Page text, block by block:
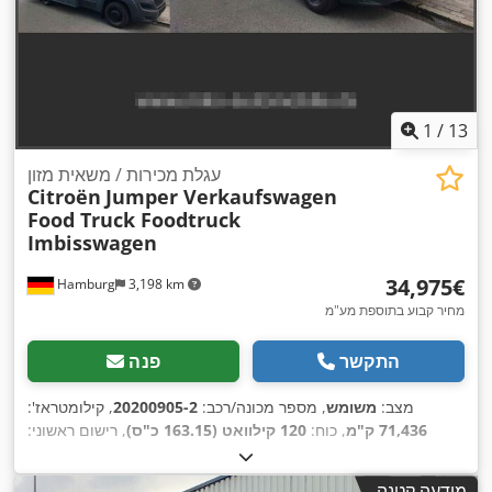
1 / 13
Hamburg 3,198 km
עגלת מכירות / משאית מזון
Citroën Jumper Verkaufswagen
Food Truck Foodtruck
Imbisswagen
‏34,975 ‏€
מחיר קבוע בתוספת מע"מ
פנה התקשר
מצב: משומש, מספר מכונה/רכב: 20200905-2, קילומטראז':
71,436 ק"מ
, כוח: 120 קילוואט (163.15 כ"ס)
, רישום ראשוני:
, משקל עצמי:
מרבי:950 ק"ג , משקל כולל:3,300 ק"ג , דלק:דיזל, צבע:אפור, תא